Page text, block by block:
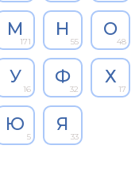
М
171
Н
55
О
48
У
16
Ф
32
Х
17
Ю
5
Я
33